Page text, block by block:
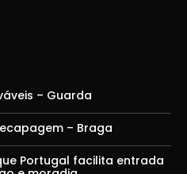
– Guarda
– Braga
Portugal facilita entrada